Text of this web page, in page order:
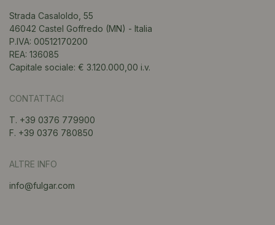
Strada Casaloldo, 55
46042 Castel Goffredo (MN) - Italia
P.IVA: 00512170200
REA: 136085
Capitale sociale: € 3.120.000,00 i.v.
CONTATTACI
T. +39 0376 779900
F. +39 0376 780850
ALTRE INFO
info@fulgar.com